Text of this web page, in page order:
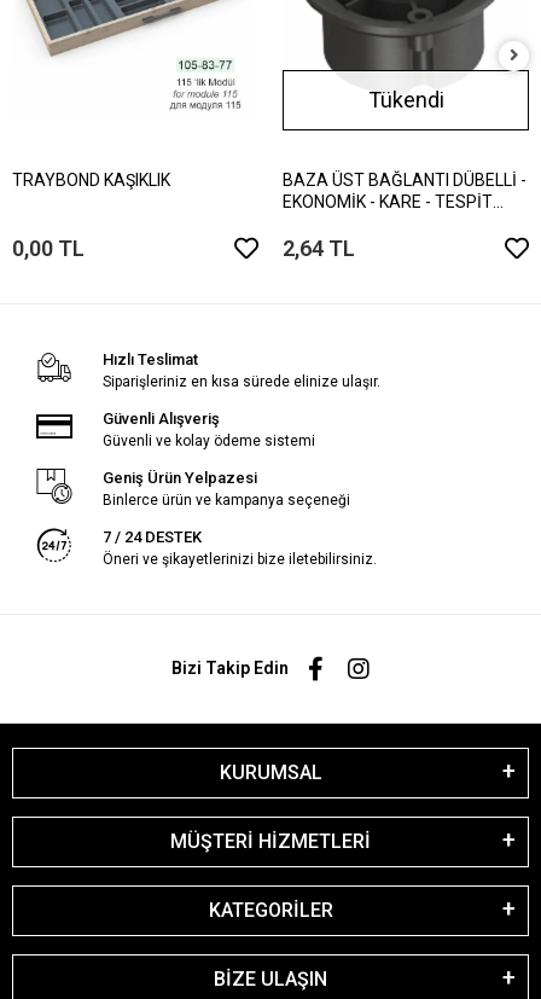
TRAYBOND KAŞIKLIK
0,00 TL
Tükendi
BAZA ÜST BAĞLANTI DÜBELLİ -
EKONOMİK - KARE - TESPİT
2,64 TL
Hızlı Teslimat
Siparişleriniz en kısa sürede elinize ulaşır.
Güvenli Alışveriş
Güvenli ve kolay ödeme sistemi
Geniş Ürün Yelpazesi
Binlerce ürün ve kampanya seçeneği
7 / 24 DESTEK
Öneri ve şikayetlerinizi bize iletebilirsiniz.
Bizi Takip Edin
KURUMSAL
MÜŞTERİ HİZMETLERİ
KATEGORİLER
BİZE ULAŞIN